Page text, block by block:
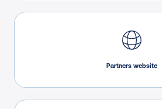
Partners website